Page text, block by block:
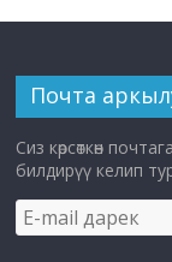
Почта
Сиз көрсөткөн
билдирүү келип
E-
mail